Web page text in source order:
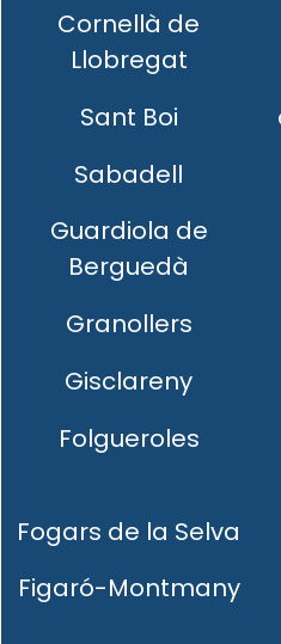
Cornellà de
Llobregat
Sant Boi
Sabadell
Guardiola de
Berguedà
Granollers
Gisclareny
Folgueroles
Fogars de la Selva
Figaró-Montmany